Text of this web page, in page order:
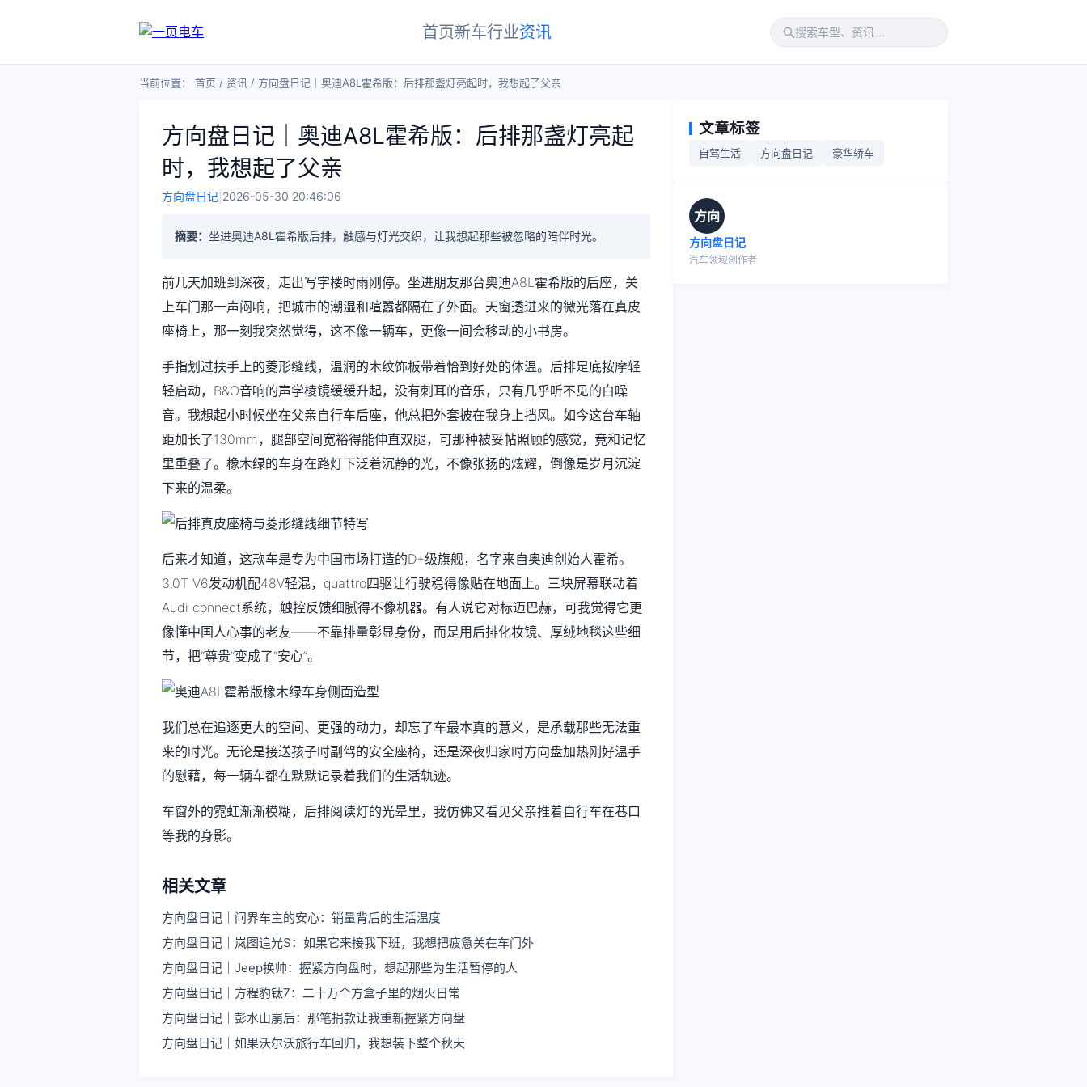
首页新车行业资讯
当前位置： 首页 / 资讯 / 方向盘日记｜奥迪A8L霍希版：后排那盏灯亮起时，我想起了父亲
方向盘日记｜奥迪A8L霍希版：后排那盏灯亮起
时，我想起了父亲
方向盘日记 2026-05-30 20:46:06
摘要： 坐进奥迪A8L霍希版后排，触感与灯光交织，让我想起那些被忽略的陪伴时光。
前几天加班到深夜，走出写字楼时雨刚停。坐进朋友那台奥迪A8L霍希版的后座，关
上车门那一声闷响，把城市的潮湿和喧嚣都隔在了外面。天窗透进来的微光落在真皮
座椅上，那一刻我突然觉得，这不像一辆车，更像一间会移动的小书房。
手指划过扶手上的菱形缝线，温润的木纹饰板带着恰到好处的体温。后排足底按摩轻
轻启动，B&O音响的声学棱镜缓缓升起，没有刺耳的音乐，只有几乎听不见的白噪
音。我想起小时候坐在父亲自行车后座，他总把外套披在我身上挡风。如今这台车轴
距加长了130mm，腿部空间宽裕得能伸直双腿，可那种被妥帖照顾的感觉，竟和记忆
里重叠了。橡木绿的车身在路灯下泛着沉静的光，不像张扬的炫耀，倒像是岁月沉淀
下来的温柔。
后来才知道，这款车是专为中国市场打造的D+级旗舰，名字来自奥迪创始人霍希。
3.0T V6发动机配48V轻混，quattro四驱让行驶稳得像贴在地面上。三块屏幕联动着
Audi connect系统，触控反馈细腻得不像机器。有人说它对标迈巴赫，可我觉得它更
像懂中国人心事的老友——不靠排量彰显身份，而是用后排化妆镜、厚绒地毯这些细
节，把“尊贵”变成了“安心”。
我们总在追逐更大的空间、更强的动力，却忘了车最本真的意义，是承载那些无法重
来的时光。无论是接送孩子时副驾的安全座椅，还是深夜归家时方向盘加热刚好温手
的慰藉，每一辆车都在默默记录着我们的生活轨迹。
车窗外的霓虹渐渐模糊，后排阅读灯的光晕里，我仿佛又看见父亲推着自行车在巷口
等我的身影。
相关文章
方向盘日记｜问界车主的安心：销量背后的生活温度
方向盘日记｜岚图追光S：如果它来接我下班，我想把疲惫关在车门外
方向盘日记｜Jeep换帅：握紧方向盘时，想起那些为生活暂停的人
方向盘日记｜方程豹钛7：二十万个方盒子里的烟火日常
方向盘日记｜彭水山崩后：那笔捐款让我重新握紧方向盘
方向盘日记｜如果沃尔沃旅行车回归，我想装下整个秋天
文章标签
自驾生活 方向盘日记 豪华轿车
方向
方向盘日记
汽车领域创作者